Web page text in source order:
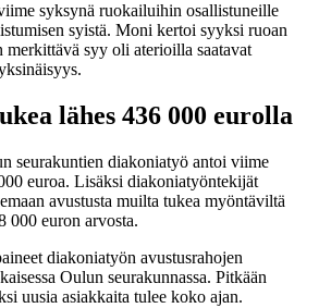
syksynä ruokailuihin osallistuneille
syistä. Moni kertoi syyksi ruoan
merkittävä syy oli aterioilla saatavat
lähes 436 000 eurolla
seurakuntien diakoniatyö antoi viime
euroa. Lisäksi diakoniatyöntekijät
avustusta muilta tukea myöntäviltä
000 euron arvosta.
diakoniatyön avustusrahojen
Oulun seurakunnassa. Pitkään
uusia asiakkaita tulee koko ajan.